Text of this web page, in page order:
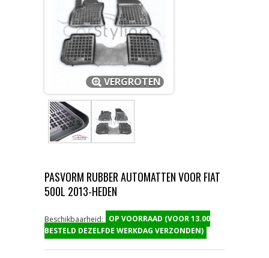
VERGROTEN
PASVORM RUBBER AUTOMATTEN VOOR FIAT
500L 2013-HEDEN
Beschikbaarheid:
OP VOORRAAD (VOOR 13.00
BESTELD DEZELFDE WERKDAG VERZONDEN)